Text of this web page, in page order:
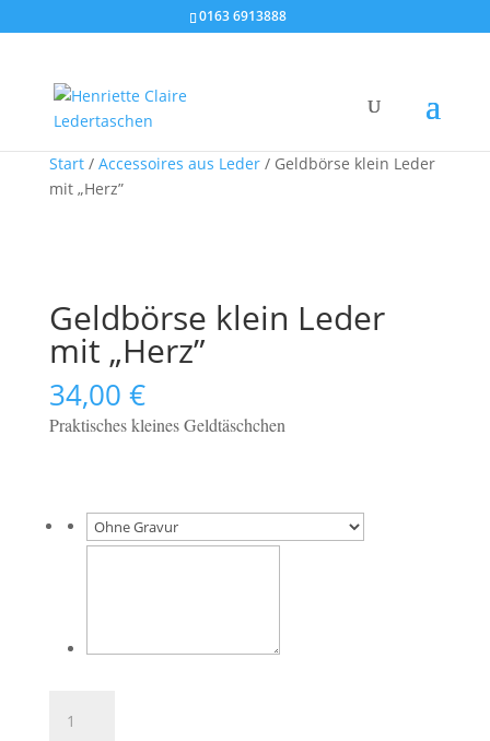
0163 6913888
Start/ Accessoires aus Leder/ Geldbörse klein Leder
mit „Herz”
Geldbörse klein Leder
mit „Herz”
34,00 €
Praktisches kleines Geldtäschchen
klein